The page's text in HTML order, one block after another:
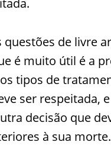
questões de livre
é muito útil é a
tipos de
ser respeitada,
decisão que
à sua morte.